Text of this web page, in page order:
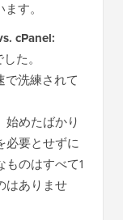
す。
cPanel:
た。
で洗練されて
始めたばかり
必要とせずに
のはすべて1
はありませ